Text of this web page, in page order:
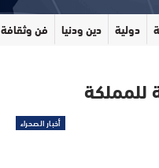
دولية دين ودنيا فن وثقافة
للمملكة
أخبار الصحراء